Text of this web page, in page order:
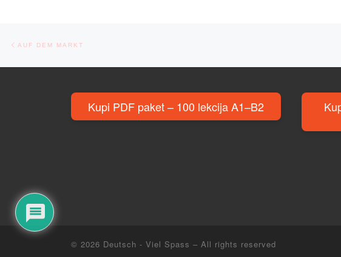
Post navigation
AUF DEM MARKT
Kupi PDF paket – 100 lekcija A1–B2
© 2026 Deutsch - Viel Spass – All rights reserved